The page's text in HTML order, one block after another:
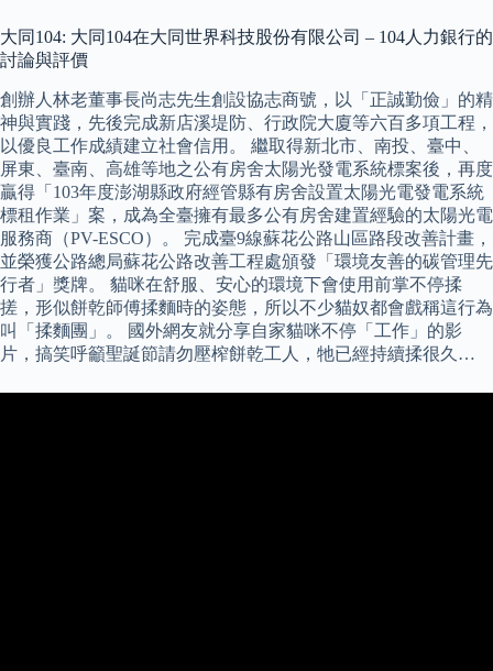
大同104: 大同104在大同世界科技股份有限公司 – 104人力銀行的
討論與評價
創辦人林老董事長尚志先生創設協志商號，以「正誠勤儉」的精
神與實踐，先後完成新店溪堤防、行政院大廈等六百多項工程，
以優良工作成績建立社會信用。 繼取得新北市、南投、臺中、
屏東、臺南、高雄等地之公有房舍太陽光發電系統標案後，再度
贏得「103年度澎湖縣政府經管縣有房舍設置太陽光電發電系統
標租作業」案，成為全臺擁有最多公有房舍建置經驗的太陽光電
服務商（PV-ESCO）。 完成臺9線蘇花公路山區路段改善計畫，
並榮獲公路總局蘇花公路改善工程處頒發「環境友善的碳管理先
行者」獎牌。 貓咪在舒服、安心的環境下會使用前掌不停揉
搓，形似餅乾師傅揉麵時的姿態，所以不少貓奴都會戲稱這行為
叫「揉麵團」。 國外網友就分享自家貓咪不停「工作」的影
片，搞笑呼籲聖誕節請勿壓榨餅乾工人，牠已經持續揉很久…